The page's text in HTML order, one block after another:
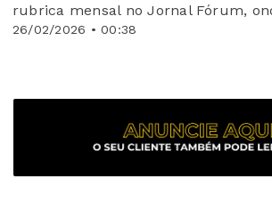
26/02/2026 • 00:38
rubrica mensal no Jornal Fórum,
será «Rainha»